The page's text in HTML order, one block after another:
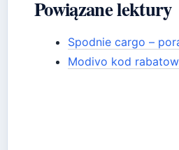
Powiązane lektury
Spodnie cargo –
Modivo kod